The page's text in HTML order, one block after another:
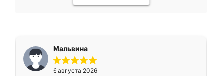
Мальвина
6 августа 2026